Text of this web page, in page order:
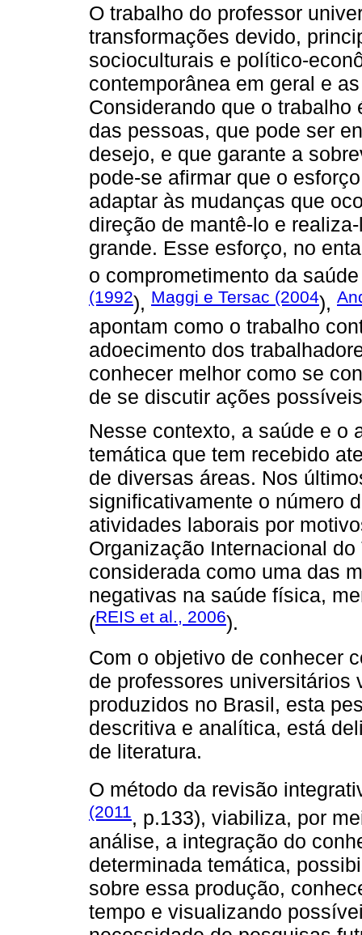
O trabalho do professor
transformações devido,
socioculturais e político-
contemporânea em geral e
Considerando que o
das pessoas, que pode ser
desejo, e que garante a
pode-se afirmar que o
adaptar às mudanças que
direção de mantê-lo e
grande. Esse esforço, no
o comprometimento da
(1992), Maggi e Tersac (2004),
apontam como o trabalho
adoecimento dos
conhecer melhor como se
de se discutir ações
Nesse contexto, a saúde e o
temática que tem recebido
de diversas áreas. Nos
significativamente o número
atividades laborais por
Organização Internacional
considerada como uma das
negativas na saúde física,
(REIS et al., 2006).
Com o objetivo de conhecer
de professores universitários
produzidos no Brasil, esta
descritiva e analítica, está
de literatura.
O método da revisão
(2011 , p.133), viabiliza, por
análise, a integração do
determinada temática,
sobre essa produção,
tempo e visualizando